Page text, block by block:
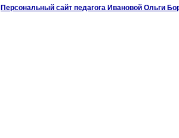
Персональный сайт педагога Ивановой Ольги